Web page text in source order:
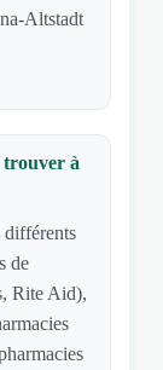
Altstadt
trouver à
de
Rite Aid),